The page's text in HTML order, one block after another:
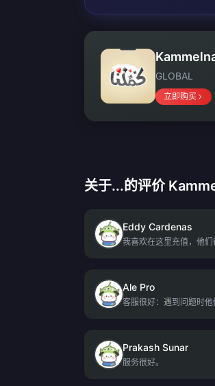
GLOBAL
立即购买
关于...的评价
Eddy Cardenas
我喜欢在这里充值，他们
Ale Pro
客服很好：遇到问题时他
Prakash Sunar
服务很好。